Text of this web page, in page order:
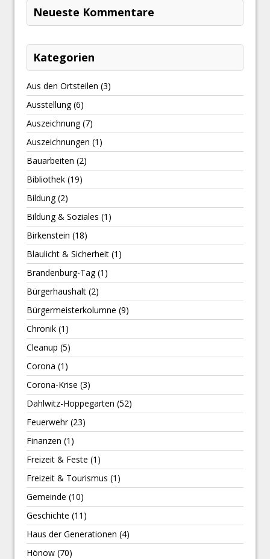
Neueste Kommentare
Kategorien
Aus den Ortsteilen (3)
Ausstellung(6)
Auszeichnung(7)
Auszeichnungen (1)
Bauarbeiten (2)
Bibliothek (19)
Bildung(2)
Bildung & Soziales (1)
Birkenstein (18)
Blaulicht & Sicherheit (1)
Brandenburg-Tag(1)
Bürgerhaushalt (2)
Bürgermeisterkolumne (9)
Chronik (1)
Cleanup (5)
Corona (1)
Corona-Krise (3)
Dahlwitz-Hoppegarten (52)
Feuerwehr(23)
Finanzen (1)
Freizeit & Feste (1)
Freizeit & Tourismus (1)
Gemeinde (10)
Geschichte (11)
Haus der Generationen (4)
Hönow (70)